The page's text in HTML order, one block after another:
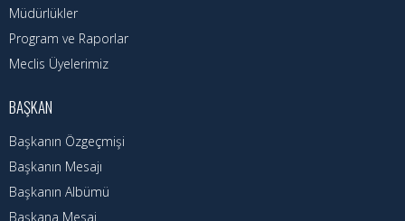
Telefon Rehberi
İlçemiz
Cizre Tarihi
Muhtarlıklar
Nöbetçi Eczaneler
Müdürlükler
Program ve Raporlar
Meclis Üyelerimiz
BAŞKAN
Başkanın Özgeçmişi
Başkanın Mesajı
Başkanın Albümü
Başkana Mesaj